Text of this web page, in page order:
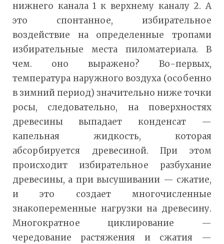
нижнего канала 1 к верхнему каналу 2. А
это спонтанное, избирательное
воздействие на определенные тропами
избирательные места пиломатериала. В
чем. оно выражено? Во-первых,
температура наружного воздуха (особенно
в зимний период) значительно ниже точки
росы, следовательно, на поверхностях
древесины выпадает конденсат —
капельная жидкость, которая
абсорбируется древесиной. При этом
происходит избирательное разбухание
древесины, а при высушивании — сжатие,
и это создает многочисленные
знакопеременные нагрузки на древесину.
Многократное циклирование —
чередование растяжения и сжатия —